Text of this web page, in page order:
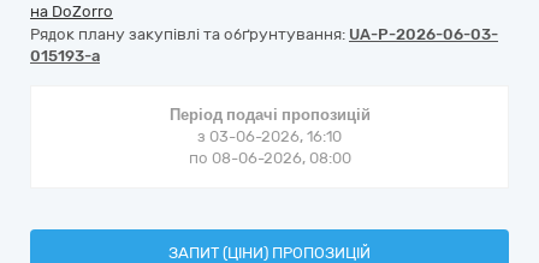
на DoZorro
Рядок плану закупівлі та обґрунтування: UA-P-2026-06-03-
015193-a
Період подачі пропозицій
з 03-06-2026, 16:10
по 08-06-2026, 08:00
ЗАПИТ (ЦІНИ) ПРОПОЗИЦІЙ